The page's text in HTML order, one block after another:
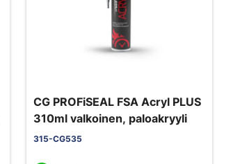
CG PROFiSEAL FSA Acryl PLUS
310ml valkoinen, paloakryyli
315-CG535